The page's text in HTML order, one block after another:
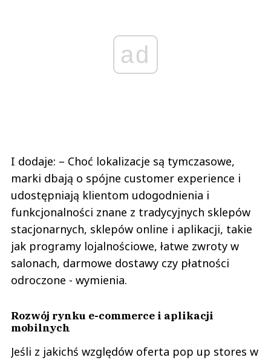
ad
I dodaje: – Choć lokalizacje są tymczasowe,
marki dbają o spójne customer experience i
udostępniają klientom udogodnienia i
funkcjonalności znane z tradycyjnych sklepów
stacjonarnych, sklepów online i aplikacji, takie
jak programy lojalnościowe, łatwe zwroty w
salonach, darmowe dostawy czy płatności
odroczone - wymienia.
Rozwój rynku e-commerce i aplikacji
mobilnych
Jeśli z jakichś względów oferta pop up stores w